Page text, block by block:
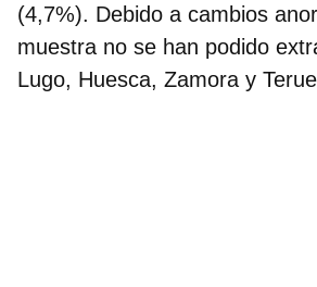
(4,7%). Debido a cambios
muestra no se han podido
Lugo, Huesca, Zamora y